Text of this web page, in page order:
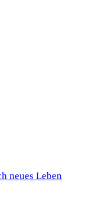
neues Leben